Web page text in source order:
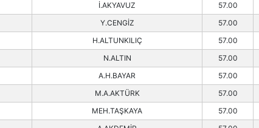
İ.AKYAVUZ 57.00
Y.CENGİZ 57.00
H.ALTUNKILIÇ 57.00
N.ALTIN 57.00
A.H.BAYAR 57.00
M.A.AKTÜRK 57.00
MEH.TAŞKAYA 57.00